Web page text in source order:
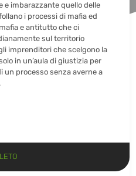
e imbarazzante quello delle
i processi di mafia ed
e antitutto che ci
sul territorio
imprenditori che scelgono la
in un’aula di giustizia per
un processo senza averne a